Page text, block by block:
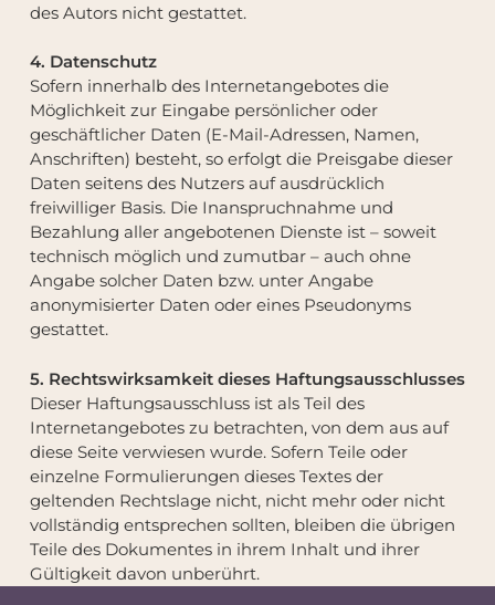
des Autors nicht gestattet.
4. Datenschutz
Sofern innerhalb des Internetangebotes die
Möglichkeit zur Eingabe persönlicher oder
geschäftlicher Daten (E-Mail-Adressen, Namen,
Anschriften) besteht, so erfolgt die Preisgabe dieser
Daten seitens des Nutzers auf ausdrücklich
freiwilliger Basis. Die Inanspruchnahme und
Bezahlung aller angebotenen Dienste ist – soweit
technisch möglich und zumutbar – auch ohne
Angabe solcher Daten bzw. unter Angabe
anonymisierter Daten oder eines Pseudonyms
gestattet.
5. Rechtswirksamkeit dieses Haftungsausschlusses
Dieser Haftungsausschluss ist als Teil des
Internetangebotes zu betrachten, von dem aus auf
diese Seite verwiesen wurde. Sofern Teile oder
einzelne Formulierungen dieses Textes der
geltenden Rechtslage nicht, nicht mehr oder nicht
vollständig entsprechen sollten, bleiben die übrigen
Teile des Dokumentes in ihrem Inhalt und ihrer
Gültigkeit davon unberührt.